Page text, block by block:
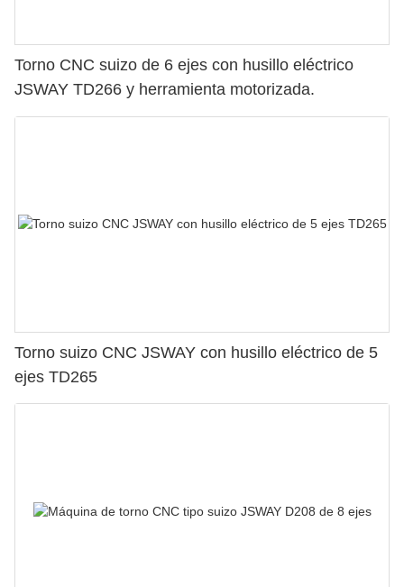
Torno CNC suizo de 6 ejes con husillo eléctrico
JSWAY TD266 y herramienta motorizada.
Torno suizo CNC JSWAY con husillo eléctrico de 5
ejes TD265